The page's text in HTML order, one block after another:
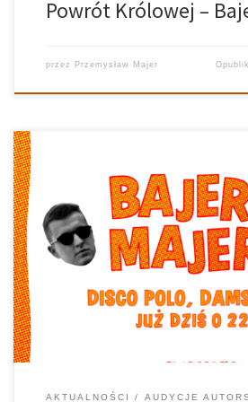
Powrót Królowej –
przez Przemysław Majer
Niedawno obchodzony Dzień Mamy jest
wspomnieć pierwszy odcinek audycji w
kobieta, a zarazem ostatni przed
bajerki była podziękowaniem dla
AKTUALNOŚCI AUDYCJE